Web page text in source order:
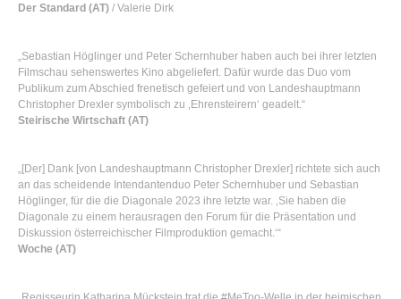
Der Standard (AT) / Valerie Dirk
„Sebastian Höglinger und Peter Schernhuber haben auch bei ihrer letzten
Filmschau sehenswertes Kino abgeliefert. Dafür wurde das Duo vom
Publikum zum Abschied frenetisch gefeiert und von Landeshauptmann
Christopher Drexler symbolisch zu ‚Ehrensteirern‘ geadelt.“
Steirische Wirtschaft (AT)
„[Der] Dank [von Landeshauptmann Christopher Drexler] richtete sich auch
an das scheidende Intendantenduo Peter Schernhuber und Sebastian
Höglinger, für die die Diagonale 2023 ihre letzte war. ‚Sie haben die
Diagonale zu einem herausragen den Forum für die Präsentation und
Diskussion österreichischer Filmproduktion gemacht.‘“
Woche (AT)